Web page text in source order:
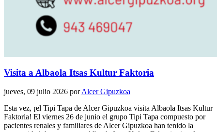
Visita a Albaola Itsas Kultur Faktoria
jueves, 09 julio 2026 porAlcer Gipuzkoa
Esta vez, ¡el Tipi Tapa de Alcer Gipuzkoa visita Albaola Itsas Kultur
Faktoria! El viernes 26 de junio el grupo Tipi Tapa compuesto por
pacientes renales y familiares de Alcer Gipuzkoa han tenido la